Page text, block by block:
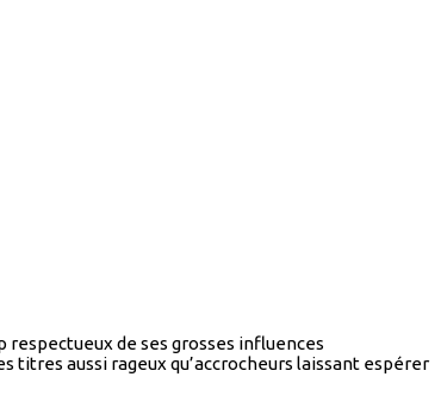
de ses grosses influences
titres aussi rageux qu’accrocheurs laissant espérer